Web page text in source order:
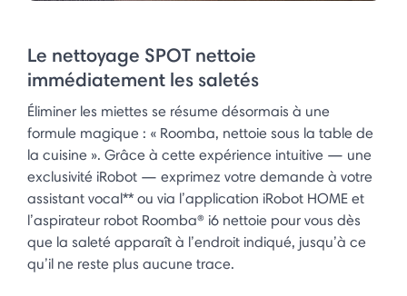
Le nettoyage SPOT nettoie
immédiatement les saletés
Éliminer les miettes se résume désormais à une
formule magique : « Roomba, nettoie sous la table de
la cuisine ». Grâce à cette expérience intuitive — une
exclusivité iRobot — exprimez votre demande à votre
assistant vocal** ou via l’application iRobot HOME et
l’aspirateur robot Roomba® i6 nettoie pour vous dès
que la saleté apparaît à l’endroit indiqué, jusqu’à ce
qu’il ne reste plus aucune trace.